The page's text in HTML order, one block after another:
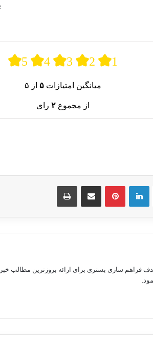
5 4 3 2 1
میانگین امتیازات ۵ از ۵
از مجموع ۲ رای
لینکدین پینترستاشتراک گذاری از طریق ایمیل چاپ
کاشمر سلام، از سال 1398 با هدف فراهم سازی بستری برای ارائه